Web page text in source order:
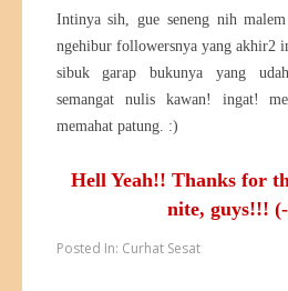
Intinya sih, gue seneng nih
ngehibur followersnya yang akhir2
sibuk garap bukunya yang
semangat nulis kawan! ingat!
memahat patung. :)
Hell Yeah!! Thanks for
nite, guys!!!
Posted In: Curhat Sesat